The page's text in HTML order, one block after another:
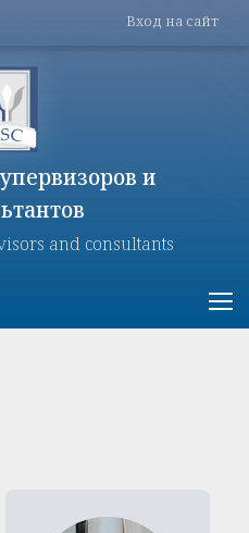
Меню
Вход на сайт
и
and consultants